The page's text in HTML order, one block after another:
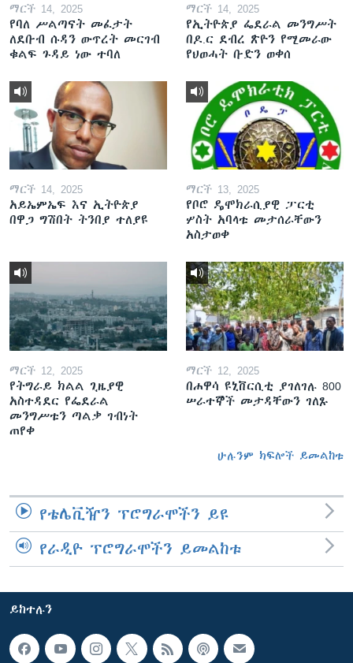
ማርች 14, 2025
የባለ ሥልጣናት መፈታት
ለደቡብ ሱዳን ውጥረት መርገብ
ቁልፍ ጉዳይ ነው ተባለ
ማርች 14, 2025
የኢትዮጵያ ፌደራል መንግሥት
በዶ.ር ደብረ ጽዮን የሚመራው
የህወሓት ቡድን ወቀሰ
ማርች 14, 2025
አይኤምኤፍ እና ኢትዮጵያ
በዋጋ ግሽበት ትንበያ ተለያዩ
ማርች 13, 2025
የቦሮ ዴሞክራሲያዊ ፓርቲ
ሦስት አባላቱ መታሰራቸውን
አስታወቀ
ማርች 12, 2025
የትግራይ ክልል ጊዜያዊ
አስተዳደር የፌደራል
መንግሥቱን ጣልቃ ገብነት
ጠየቀ
ማርች 12, 2025
በሐዋሳ ዩኒቨርሲቲ ያገለገሉ 800
ሠራተኞች መታዳቸውን ገለጹ
ሁሉንም ክፍሎች ይመልከቱ
የቴሌቪዥን ፕሮግራሞችን ይዩ
የራዲዮ ፕሮግራሞችን ይመልከቱ
ይከተሉን